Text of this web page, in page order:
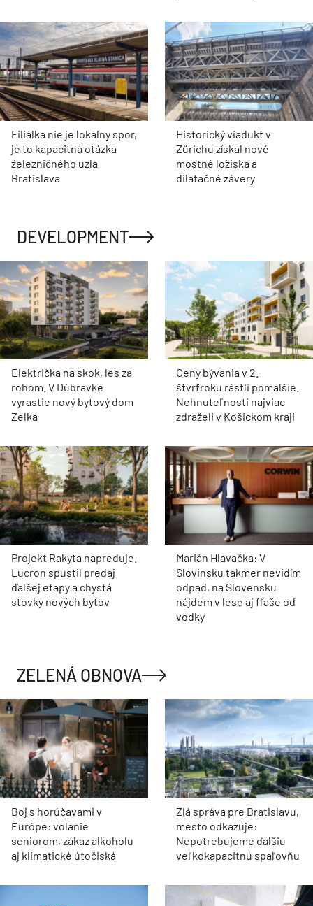
Filiálka nie je lokálny spor,
je to kapacitná otázka
železničného uzla
Bratislava
Historický viadukt v
Zürichu získal nové
mostné ložiská a
dilatačné závery
DEVELOPMENT
Električka na skok, les za
rohom. V Dúbravke
vyrastie nový bytový dom
Zelka
Ceny bývania v 2.
štvrťroku rástli pomalšie.
Nehnuteľnosti najviac
zdraželi v Košickom kraji
Projekt Rakyta napreduje.
Lucron spustil predaj
ďalšej etapy a chystá
stovky nových bytov
Marián Hlavačka: V
Slovinsku takmer nevidím
odpad, na Slovensku
nájdem v lese aj fľaše od
vodky
ZELENÁ OBNOVA
Boj s horúčavami v
Európe: volanie
seniorom, zákaz alkoholu
aj klimatické útočiská
Zlá správa pre Bratislavu,
mesto odkazuje:
Nepotrebujeme ďalšiu
veľkokapacitnú spaľovňu